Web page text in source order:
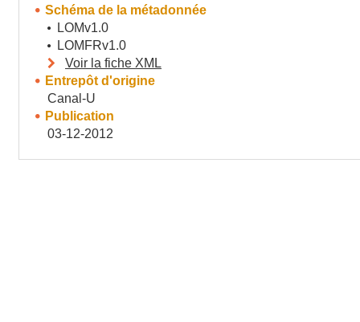
Schéma de la métadonnée
LOMv1.0
LOMFRv1.0
Voir la fiche XML
Entrepôt d'origine
Canal-U
Publication
03-12-2012